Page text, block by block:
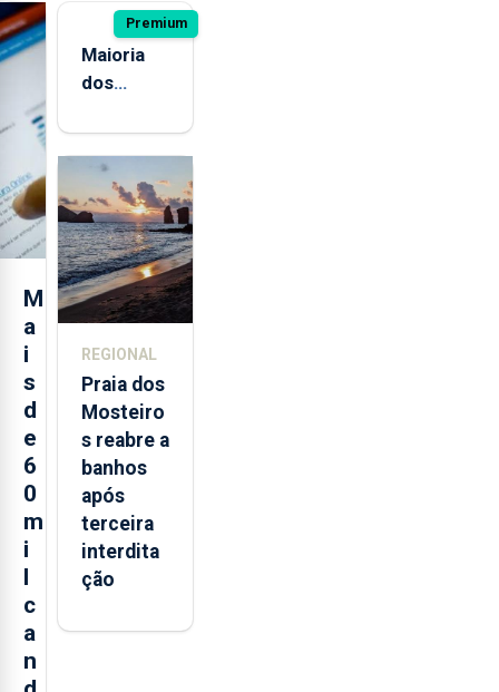
M
a
i
s
d
e
6
0
m
i
l
c
a
n
Premium
Maioria
dos
quatro
ilhas dos
Açores já
consumiu
bebidas
alcoólicas
REGIONAL
Praia dos
Mosteiro
s reabre a
banhos
após
terceira
interdita
ção